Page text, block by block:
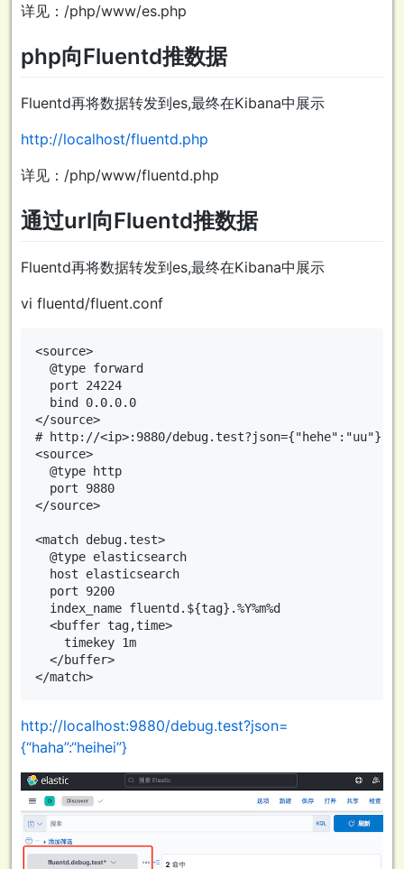
详见：/php/www/es.php
php向Fluentd推数据
Fluentd再将数据转发到es,最终在Kibana中展示
http://localhost/fluentd.php
详见：/php/www/fluentd.php
通过url向Fluentd推数据
Fluentd再将数据转发到es,最终在Kibana中展示
vi fluentd/fluent.conf
<source>
  @type forward
  port 24224
  bind 0.0.0.0
</source>
# http://<ip>:9880/debug.test?json={"hehe":"uu"}
<source>
  @type http
  port 9880
</source>
<match debug.test>
  @type elasticsearch
  host elasticsearch
  port 9200
  index_name fluentd.${tag}.%Y%m%d
  <buffer tag,time>
    timekey 1m
  </buffer>
http://localhost:9880/debug.test?json=
{“haha”:“heihei”}